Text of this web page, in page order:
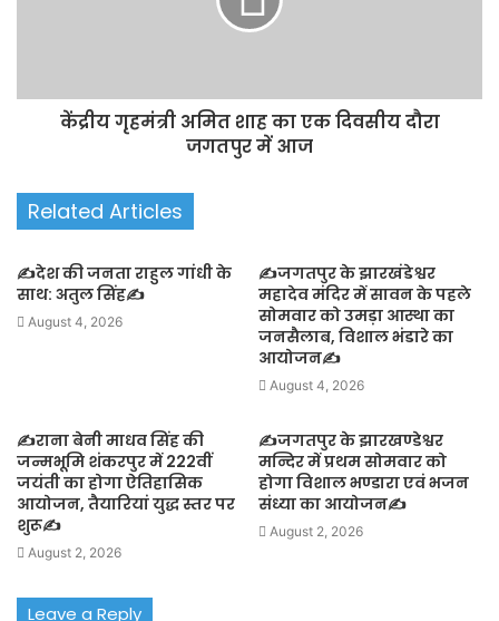
केंद्रीय गृहमंत्री अमित शाह का एक दिवसीय दौरा
जगतपुर में आज
Related Articles
✍️देश की जनता राहुल गांधी के
साथ: अतुल सिंह✍️
August 4, 2026
✍️जगतपुर के झारखंडेश्वर
महादेव मंदिर में सावन के पहले
सोमवार को उमड़ा आस्था का
जनसैलाब, विशाल भंडारे का
आयोजन✍️
August 4, 2026
✍️राना बेनी माधव सिंह की
जन्मभूमि शंकरपुर में 222वीं
जयंती का होगा ऐतिहासिक
आयोजन, तैयारियां युद्ध स्तर पर
शुरू✍️
August 2, 2026
✍️जगतपुर के झारखण्डेश्वर
मन्दिर में प्रथम सोमवार को
होगा विशाल भण्डारा एवं भजन
संध्या का आयोजन✍️
August 2, 2026
Leave a Reply